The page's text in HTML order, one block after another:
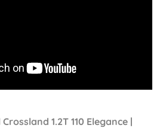
Crossland 1.2T 110 Elegance |